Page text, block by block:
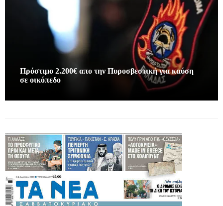
Πρόστιμο 2.200€ απο την Πυροσβεστική για καύση
σε οικόπεδο